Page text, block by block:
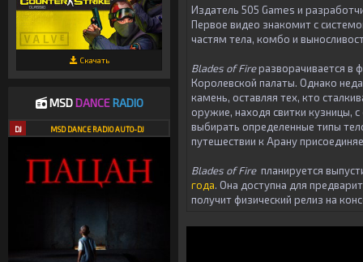
Скачать
MSDDANCE RADIO
DJ MSD DANCE RADIO AUTO-DJ
Издатель 505 Games и
Первое видео знакомит с
частям тела, комбо и
Blades of Fireразворачивается в
Королевской палаты. Однако
камень, оставляя тех, кто
оружие, находя свитки кузницы,
выбирать определенные типы
путешествии к Арану
Blades of Fire планируется
года. Она доступна для
получит физический релиз на